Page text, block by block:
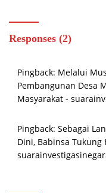
Responses (2)
Pingback: Melalui
Pembangunan Desa
Masyarakat -
Pingback: Sebagai
Dini, Babinsa